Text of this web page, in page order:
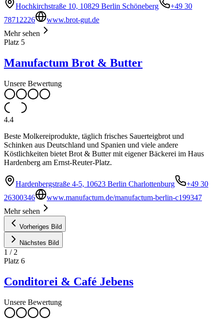
Hochkirchstraße 10, 10829 Berlin Schöneberg
+49 30
78712226
www.brot-gut.de
Mehr sehen
Platz 5
Manufactum Brot & Butter
Unsere Bewertung
4.4
Beste Molkereiprodukte, täglich frisches Sauerteigbrot und
Schinken aus Deutschland und Spanien und viele andere
Köstlichkeiten bietet Brot & Butter mit eigener Bäckerei im Haus
Hardenberg am Ernst-Reuter-Platz.
Hardenbergstraße 4-5, 10623 Berlin Charlottenburg
+49 30
26300346
www.manufactum.de/manufactum-berlin-c199347
Mehr sehen
Vorheriges Bild
Nächstes Bild
1 / 2
Platz 6
Conditorei & Café Jebens
Unsere Bewertung